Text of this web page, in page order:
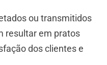
ou transmitidos
resultar em pratos
dos clientes e